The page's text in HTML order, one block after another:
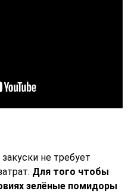
не требует
Для того чтобы
зелёные помидоры